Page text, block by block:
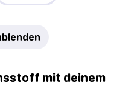
mit deinem